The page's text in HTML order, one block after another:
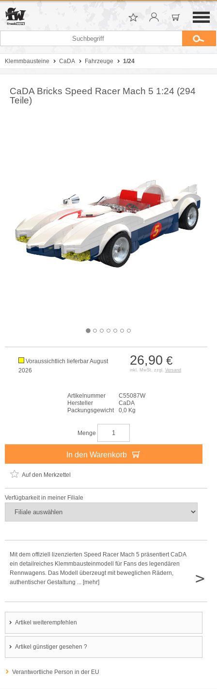
Klemmbausteine CaDA Fahrzeuge 1/24
CaDA Bricks Speed Racer Mach 5 1:24 (294
Teile)
26,90 €
inkl. MwSt. zzgl. Versand
Voraussichtlich lieferbar August
2026
Artikelnummer
C55087W
Hersteller
CaDA
Packungsgewicht
0,0 Kg
Menge
In den Warenkorb
Auf den Merkzettel
Verfügbarkeit in meiner Filiale
Mit dem offiziell lizenzierten Speed Racer Mach 5 präsentiert CaDA
ein detailreiches Klemmbausteinmodell für Fans des legendären
Rennwagens. Das Modell überzeugt mit beweglichen Rädern,
authentischer Gestaltung ... [mehr]
>
Artikel weiterempfehlen
Artikel günstiger gesehen ?
Verantwortliche Person in der EU